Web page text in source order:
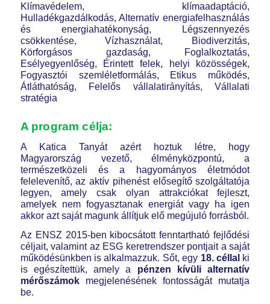
Klímavédelem, klímaadaptáció,
Hulladékgazdálkodás, Alternatív energiafelhasználás
és energiahatékonyság, Légszennyezés
csökkentése, Vízhasználat, Biodiverzitás,
Körforgásos gazdaság, Foglalkoztatás,
Esélyegyenlőség, Érintett felek, helyi közösségek,
Fogyasztói szemléletformálás, Etikus működés,
Átláthatóság, Felelős vállalatirányítás, Vállalati
stratégia
A program célja:
A Katica Tanyát azért hoztuk létre, hogy
Magyarország vezető, élményközpontú, a
természetközeli és a hagyományos életmódot
felelevenítő, az aktív pihenést elősegítő szolgáltatója
legyen, amely csak olyan attrakciókat fejleszt,
amelyek nem fogyasztanak energiát vagy ha igen
akkor azt saját magunk állítjuk elő megújuló forrásból.
Az ENSZ 2015-ben kibocsátott fenntartható fejlődési
céljait, valamint az ESG keretrendszer pontjait a saját
működésünkben is alkalmazzuk. Sőt, egy 18. céllal ki
is egészítettük, amely a pénzen kívüli alternatív
mérőszámok megjelenésének fontosságát mutatja
be.